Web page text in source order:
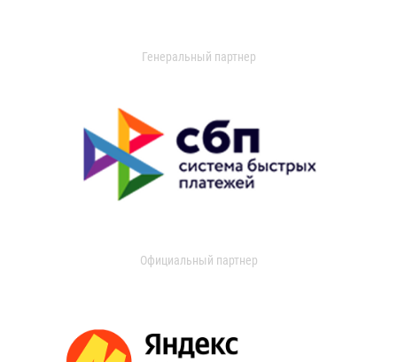
Генеральный партнер
Официальный партнер